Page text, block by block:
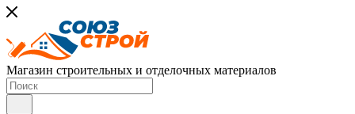
Магазин строительных и отделочных материалов